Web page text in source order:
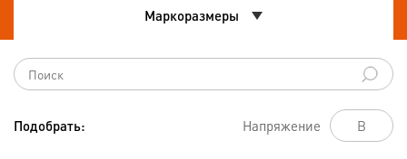
Маркоразмеры
Подобрать: Напряжение